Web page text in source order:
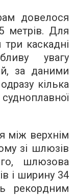
довелося
метрів. Для
каскадні
увагу
за даними
кілька
між верхнім
зі шлюзів
шлюзова
і ширину 34
рекордним